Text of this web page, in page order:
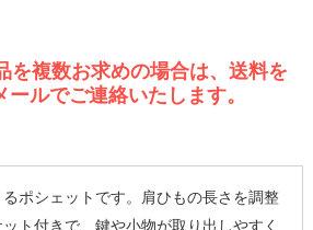
複数お求めの場合は、送料を
ルでご連絡いたします。
ポシェットです。肩ひもの長さを調整
ト付きで、鍵や小物が取り出しやすく